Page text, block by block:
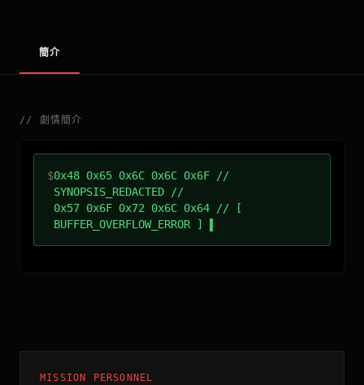
簡介
// 劇情簡介
$0x48 0x65 0x6C 0x6C 0x6F //
SYNOPSIS_REDACTED //
0x57 0x6F 0x72 0x6C 0x64 // [
BUFFER_OVERFLOW_ERROR ]
MISSION PERSONNEL